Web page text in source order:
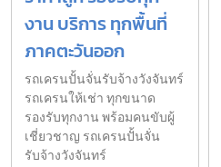
งาน บริการ ทุกพื้นที่
ภาคตะวันออก
รถเครนปั้นจั่นรับจ้างวังจันทร์
รถเครนให้เช่า ทุกขนาด
รองรับทุกงาน พร้อมคนขับผู้
เชี่ยวชาญ รถเครนปั้นจั่น
รับจ้างวังจันทร์